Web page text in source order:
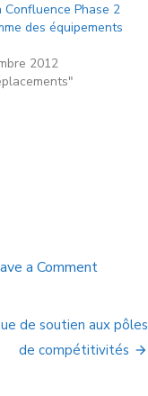
Confluence Phase 2
des équipements
2012
a Comment
de soutien aux pôles
de compétitivités